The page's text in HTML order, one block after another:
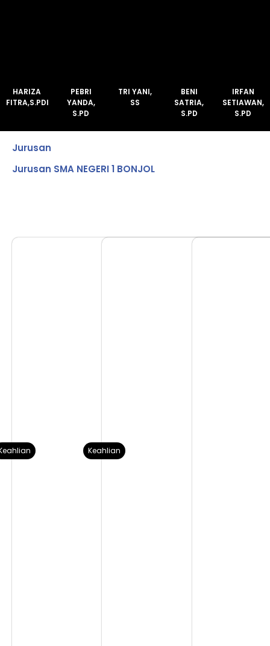
HARIZA
FITRA,S.PDI
PEBRI
YANDA,
S.PD
TRI YANI,
SS
BENI
SATRIA,
S.PD
IRFAN
SETIAWAN,
S.PD
Jurusan
Jurusan SMA NEGERI 1 BONJOL
Keahlian